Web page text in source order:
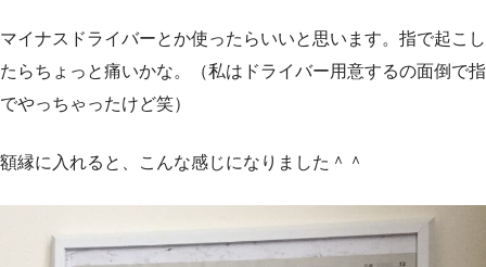
マイナスドライバーとか使ったらいいと思います。指で起こし
たらちょっと痛いかな。（私はドライバー用意するの面倒で指
でやっちゃったけど笑）
額縁に入れると、こんな感じになりました＾＾